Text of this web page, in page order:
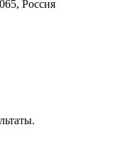
Россия